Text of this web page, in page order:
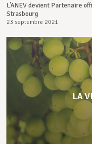
L’ANEV devient Partenaire
Strasbourg
23 septembre 2021
LA